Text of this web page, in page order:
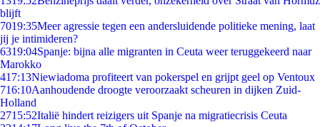
blijft
7019:35Meer agressie tegen een andersluidende politieke mening, laat
jij je intimideren?
6319:04Spanje: bijna alle migranten in Ceuta weer teruggekeerd naar
Marokko
417:13Niewiadoma profiteert van pokerspel en grijpt geel op Ventoux
716:10Aanhoudende droogte veroorzaakt scheuren in dijken Zuid-
Holland
2715:52Italië hindert reizigers uit Spanje na migratiecrisis Ceuta